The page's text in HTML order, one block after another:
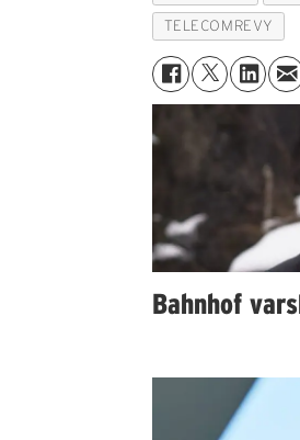
TELECOMREVY
Bahnhof